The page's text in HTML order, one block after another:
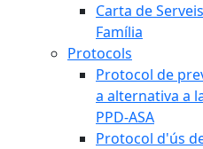
Carta de
Família
Protocols
Protocol de
a alternativa a
PPD-ASA
Protocol d'ús